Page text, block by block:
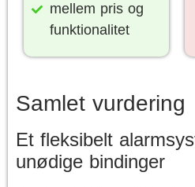
mellem pris og
funktionalitet
Samlet vurdering
Et fleksibelt
unødige bindinger